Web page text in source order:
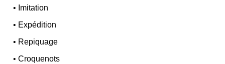
• Imitation
• Expédition
• Repiquage
•Croquenots